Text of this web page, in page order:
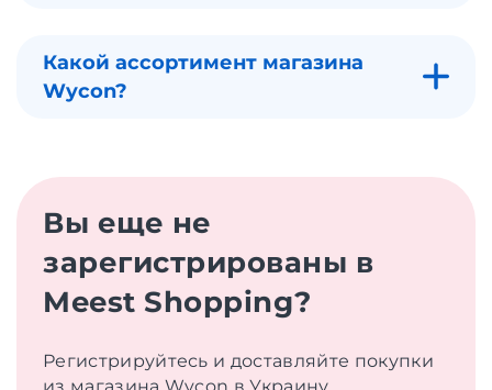
Какой ассортимент магазина
Wycon?
Вы еще не
зарегистрированы в
Meest Shopping?
Регистрируйтесь и доставляйте покупки